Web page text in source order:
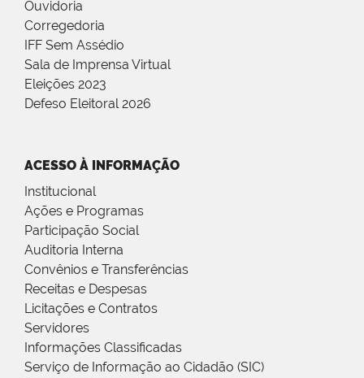
Ouvidoria
Corregedoria
IFF Sem Assédio
Sala de Imprensa Virtual
Eleições 2023
Defeso Eleitoral 2026
ACESSO À INFORMAÇÃO
Institucional
Ações e Programas
Participação Social
Auditoria Interna
Convênios e Transferências
Receitas e Despesas
Licitações e Contratos
Servidores
Informações Classificadas
Serviço de Informação ao Cidadão (SIC)